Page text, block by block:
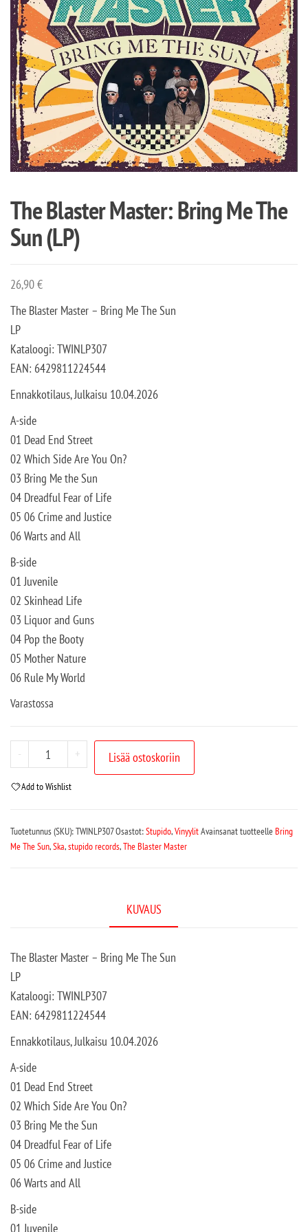
The Blaster Master: Bring Me The
Sun (LP)
26,90€
The Blaster Master – Bring Me The Sun
LP
Kataloogi: TWINLP307
EAN: 6429811224544
Ennakkotilaus, Julkaisu 10.04.2026
A-side
01 Dead End Street
02 Which Side Are You On?
03 Bring Me the Sun
04 Dreadful Fear of Life
05 06 Crime and Justice
06 Warts and All
B-side
01 Juvenile
02 Skinhead Life
03 Liquor and Guns
04 Pop the Booty
05 Mother Nature
06 Rule My World
Varastossa
- + Lisää ostoskoriin
Add to Wishlist
Tuotetunnus (SKU):TWINLP307Osastot:Stupido,VinyylitAvainsanat tuotteelleBring
Me The Sun,Ska,stupido records,The Blaster Master
KUVAUS
The Blaster Master – Bring Me The Sun
LP
Kataloogi: TWINLP307
EAN: 6429811224544
Ennakkotilaus, Julkaisu 10.04.2026
A-side
01 Dead End Street
02 Which Side Are You On?
03 Bring Me the Sun
04 Dreadful Fear of Life
05 06 Crime and Justice
06 Warts and All
B-side
01 Juvenile